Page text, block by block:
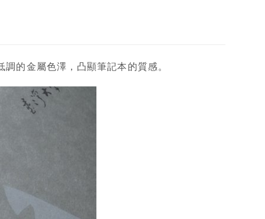
的金屬色澤，凸顯筆記本的質感。